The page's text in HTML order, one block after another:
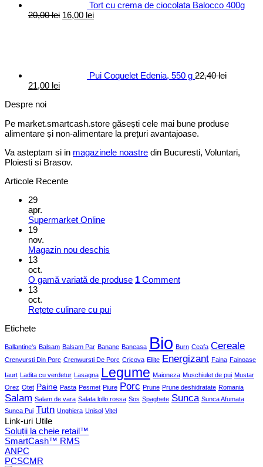
Tort cu crema de ciocolata Balocco 400g
20,00lei Prețul
16,00 leiPrețul
Pui Coquelet Edenia, 550 g 22,40lei
Prețul
a
22,40 lei.
21,00 leiPrețul
Despre noi
Pe market.smartcash.store găsești cele mai bune produse
alimentare și non-alimentare la prețuri avantajoase.
Va asteptam si in magazinele noastre din Bucuresti, Voluntari,
Ploiesti si Brasov.
Articole Recente
29
apr.
Supermarket Online
19
nov.
Magazin nou deschis
13
oct.
O gamă variată de produse 1 Comment
13
oct.
Rețete culinare cu pui
Etichete
Ballantine's Balsam Balsam Par Banane Baneasa Bio Burn Ceafa Cereale
Crenvursti Din Porc Crenwursti De Porc Cricova Ellite Energizant Faina Fainoase
Iaurt Ladita cu verdetur Lasagna Legume Maioneza Muschiulet de pui Mustar
Orez Otet Paine Pasta Pesmet Piure Porc Prune Prune deshidratate Romania
Salam Salam de vara Salata lollo rossa Sos Spaghete Sunca Sunca Afumata
Sunca Pui Tutn Unghiera Unisol Vitel
Link-uri Utile
Soluții la cheie retail™
SmartCash™ RMS
ANPC
PCSCMR